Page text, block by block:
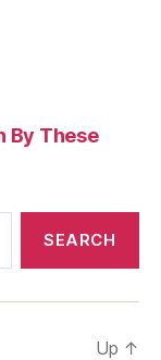
By These
Up ↑